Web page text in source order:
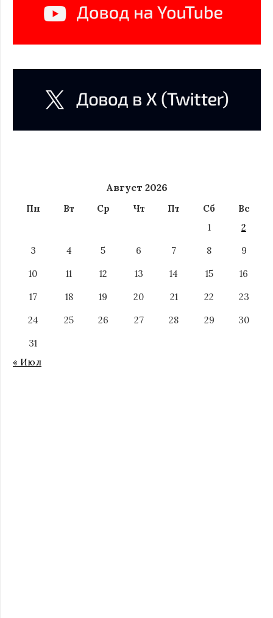
Август 2026
Пн Вт Ср Чт Пт Сб
Вс
1
2
3
4 5 6 7 8
9
10
11 12 13 14 15
16
17
18 19 20 21 22
23
24
25 26 27 28 29
30
31
« Июл